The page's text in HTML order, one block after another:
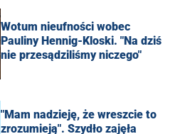
Wotum nieufności wobec
Pauliny Hennig-Kloski. "Na dziś
nie przesądziliśmy niczego"
"Mam nadzieję, że wreszcie to
zrozumieją". Szydło zajęła